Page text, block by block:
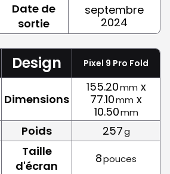
Date de
sortie
septembre
2024
Design Pixel 9 Pro Fold
Dimensions
155.20mm x
77.10mm x
10.50mm
Poids 257g
Taille
d'écran
8pouces